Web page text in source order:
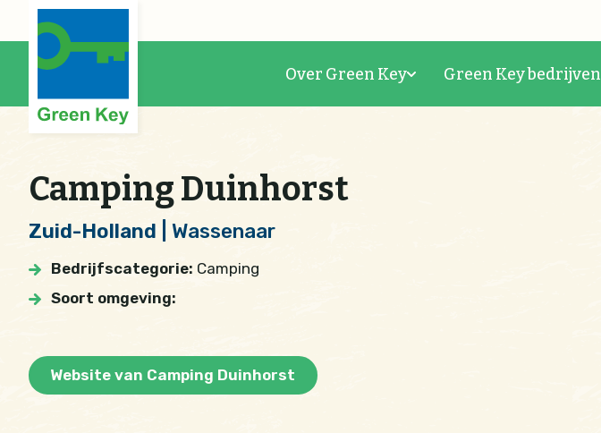
Over Green Key Green Key bedrijven
Camping Duinhorst
Zuid-Holland | Wassenaar
Bedrijfscategorie: Camping
Soort omgeving:
Website van Camping Duinhorst